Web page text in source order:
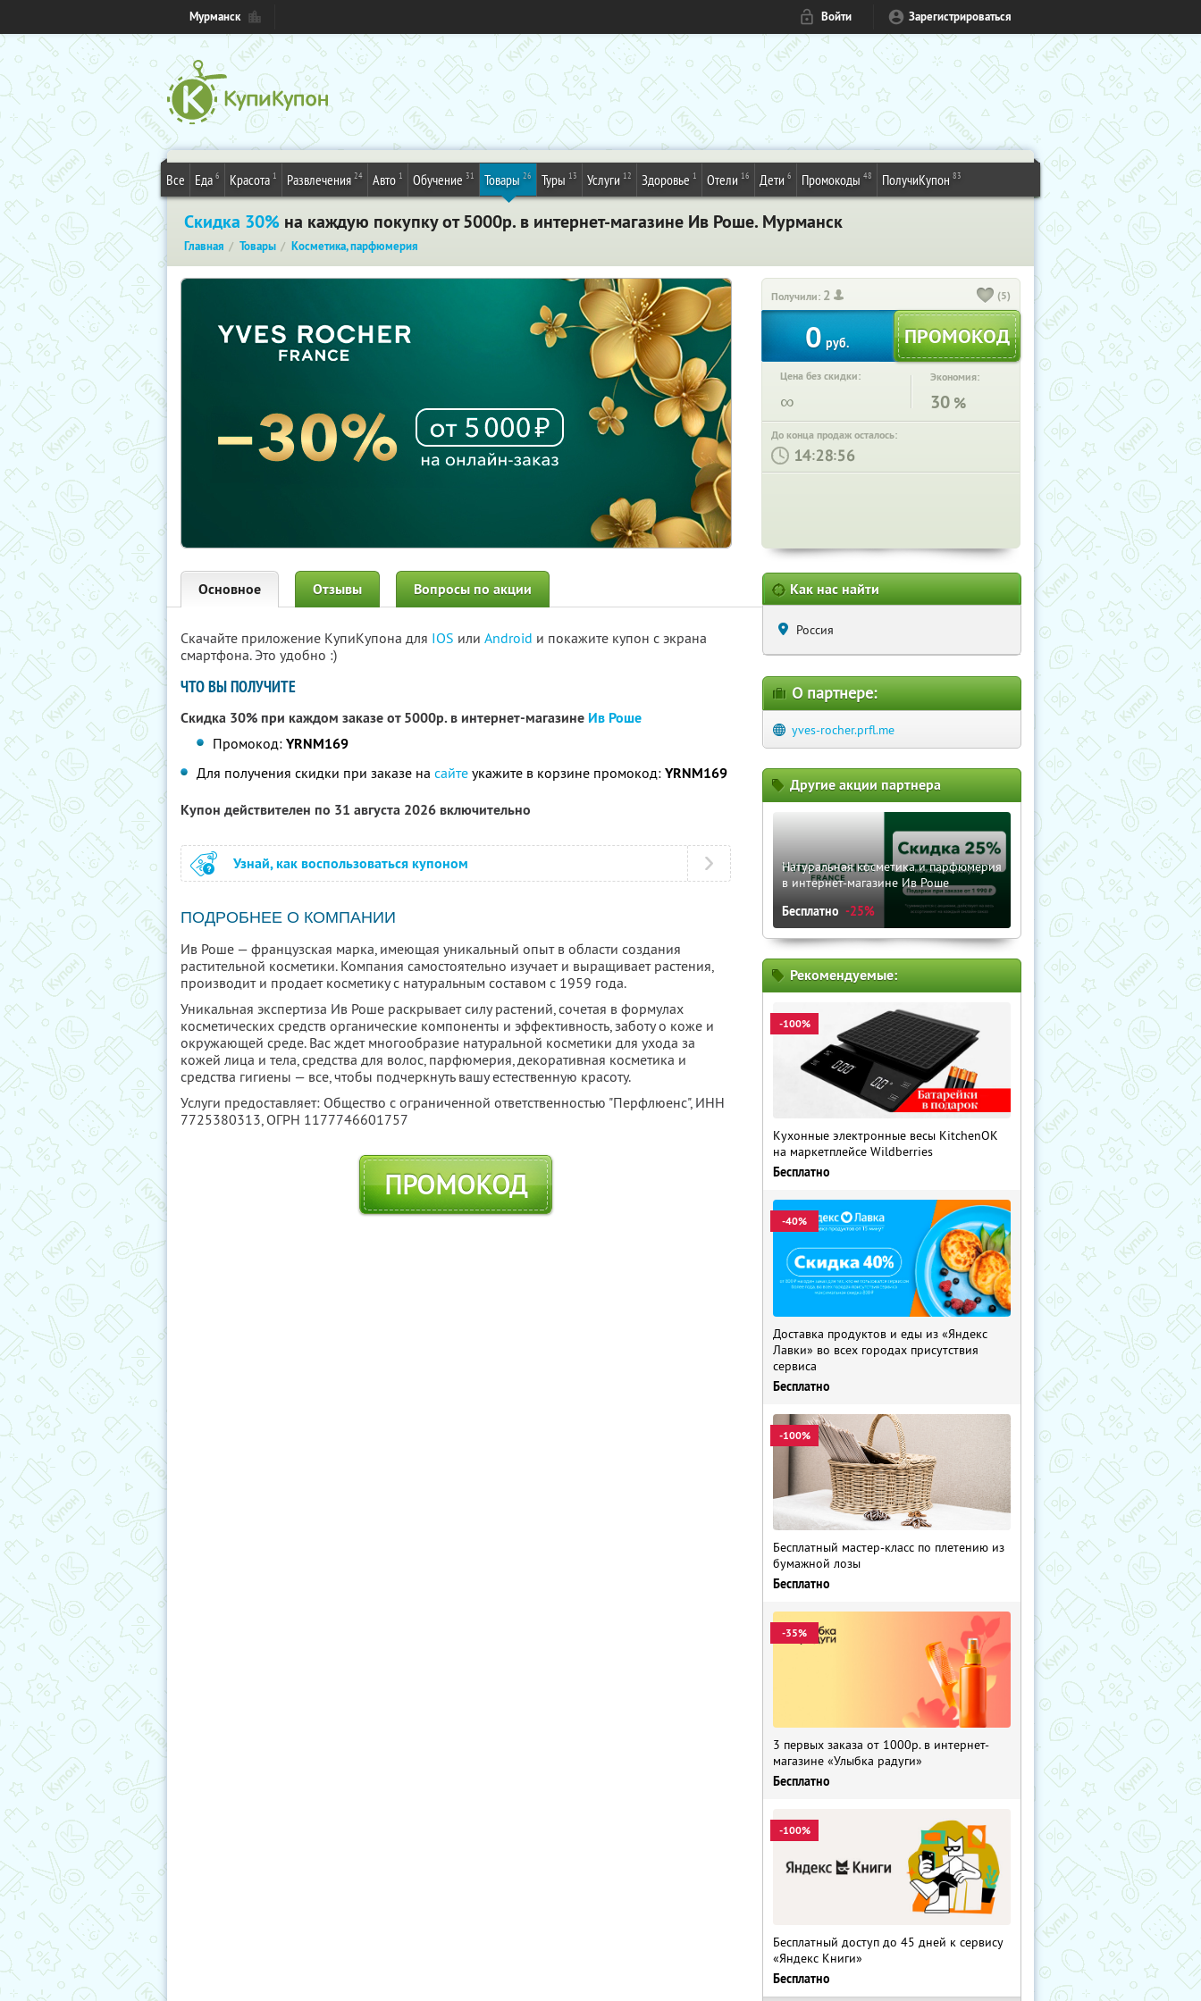
Мурманск Войти Зарегистрироваться
Все Еда 6 Красота 1 Развлечения 24 Авто 1 Обучение 31 Товары 26 Туры 13 Услуги 12 Здоровье 1 Отели 16 Дети 6 Промокоды 48 ПолучиКупон 83
Скидка 30% на каждую покупку от 5000р. в интернет-магазине Ив Роше. Мурманск
Главная Товары Косметика, парфюмерия
Получили: 2 (5)
0 руб.
Цена без скидки:
∞
Экономия:
30 %
До конца продаж осталось:
: :
Основное Отзывы Вопросы по акции
Скачайте приложение КупиКупона для IOS или Android и покажите купон с экрана
смартфона. Это удобно :)
ЧТО ВЫ ПОЛУЧИТЕ
Скидка 30% при каждом заказе от 5000р. в интернет-магазине Ив Роше
Промокод:YRNM169
Для получения скидки при заказе на сайте укажите в корзине промокод: YRNM169
Купон действителен по 31 августа 2026 включительно
Узнай, как воспользоваться купоном
ПОДРОБНЕЕ О КОМПАНИИ
Ив Роше — французская марка, имеющая уникальный опыт в области создания
растительной косметики. Компания самостоятельно изучает и выращивает растения,
производит и продает косметику с натуральным составом с 1959 года.
Уникальная экспертиза Ив Роше раскрывает силу растений, сочетая в формулах
косметических средств органические компоненты и эффективность, заботу о коже и
окружающей среде. Вас ждет многообразие натуральной косметики для ухода за
кожей лица и тела, средства для волос, парфюмерия, декоративная косметика и
средства гигиены — все, чтобы подчеркнуть вашу естественную красоту.
Услуги предоставляет: Общество с ограниченной ответственностью "Перфлюенс", ИНН
7725380313, ОГРН 1177746601757
ПРОМОКОД
Как нас найти
Россия
О партнере:
yves-rocher.prfl.me
Другие акции партнера
Натуральная косметика и парфюмерия
в интернет-магазине Ив Роше
Бесплатно -25%
Рекомендуемые:
-100%
Кухонные электронные весы KitchenOK
на маркетплейсе Wildberries
Бесплатно
-40%
Доставка продуктов и еды из «Яндекс
Лавки» во всех городах присутствия
сервиса
Бесплатно
-100%
Бесплатный мастер-класс по плетению из
бумажной лозы
Бесплатно
-35%
3 первых заказа от 1000р. в интернет-
магазине «Улыбка радуги»
Бесплатно
-100%
Бесплатный доступ до 45 дней к сервису
«Яндекс Книги»
Бесплатно